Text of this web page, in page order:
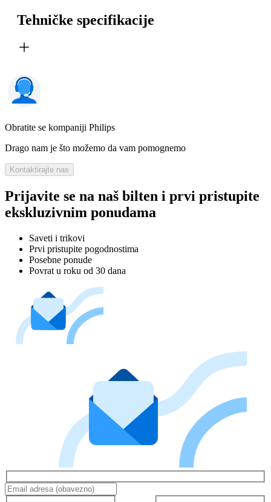
Tehničke specifikacije
Obratite se kompaniji Philips
Drago nam je što možemo da vam pomognemo
Kontaktirajte nas
Prijavite se na naš bilten i prvi pristupite
ekskluzivnim ponudama
Saveti i trikovi
Prvi pristupite pogodnostima
Posebne ponude
Povrat u roku od 30 dana